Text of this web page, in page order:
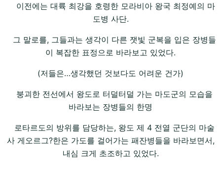
이전에는 대륙 최강을 호령한 모라비아 왕국 최정예의 마
도병 사단.
그 말로를, 그들과는 생각이 다른 잿빛 군복을 입은 장병들
이 복잡한 표정으로 바라보고 있었다.
(저들은…생각했던 것보다도 어려운 건가)
붕괴한 전선에서 왕도로 터덜터덜 가는 마도군의 모습을
바라보는 장병들의 한명
로타르도의 방위를 담당하는, 왕도 제 4 전열 군단의 마술
사 게오르그?한은 가도를 걸어가는 패잔병들을 바라보면서,
내심 크게 초조하고 있었다.